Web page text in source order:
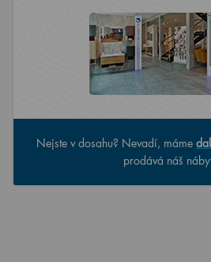
Nejste v dosahu? Nevadí, máme
prodává náš